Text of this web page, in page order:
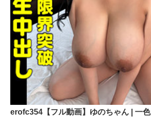
erofc354【フル動画】ゆのちゃん | 一